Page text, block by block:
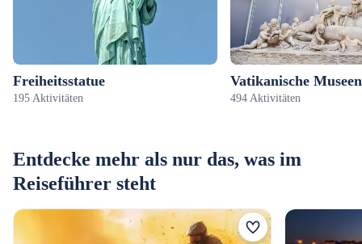
Freiheitsstatue
195 Aktivitäten
Vatikanische Museen
494 Aktivitäten
Entdecke mehr als nur das, was im
Reiseführer steht